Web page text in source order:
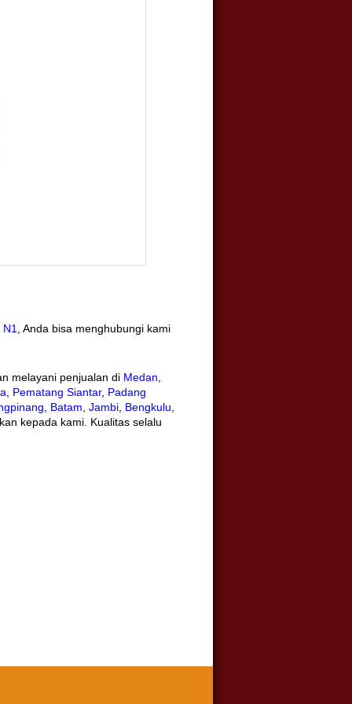
, Anda bisa menghubungi kami
melayani penjualan di Medan
Pematang Siantar, Padang
Batam Jambi, Bengkulu
kepada kami. Kualitas selalu